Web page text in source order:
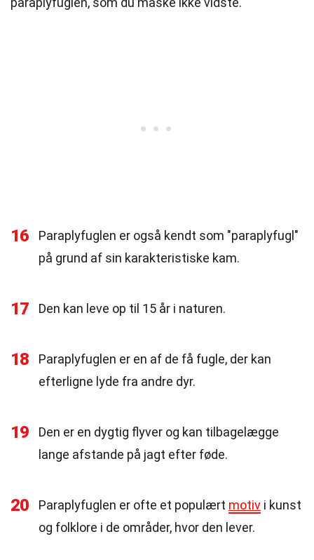
16
Paraplyfuglen er også kendt som "paraplyfugl"
på grund af sin karakteristiske kam.
17 Den kan leve op til 15 år i naturen.
18
Paraplyfuglen er en af de få fugle, der kan
efterligne lyde fra andre dyr.
19
Den er en dygtig flyver og kan tilbagelægge
lange afstande på jagt efter føde.
20 Paraplyfuglen er ofte et populært motiv i kunst
og folklore i de områder, hvor den lever.